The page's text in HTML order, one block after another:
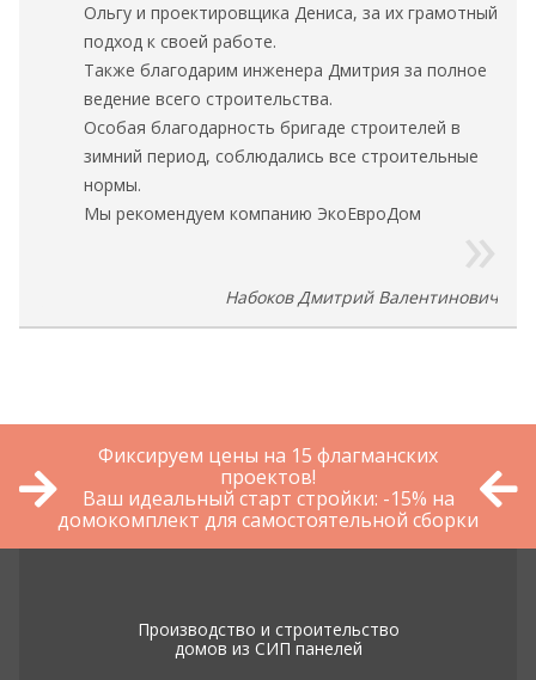
Ольгу и проектировщика Дениса, за их грамотный
подход к своей работе.
Также благодарим инженера Дмитрия за полное
ведение всего строительства.
Особая благодарность бригаде строителей в
зимний период, соблюдались все строительные
нормы.
Мы рекомендуем компанию ЭкоЕвроДом
Набоков Дмитрий Валентинович
Фиксируем цены на 15 флагманских
проектов!
Ваш идеальный старт стройки: -15% на
домокомплект для самостоятельной сборки
Производство и строительство
домов из СИП панелей